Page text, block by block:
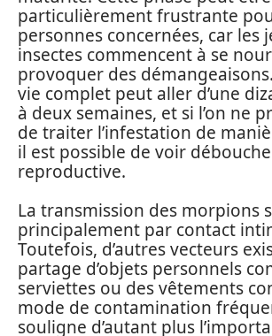
particulièrement frustrante
personnes concernées, car les
insectes commencent à se
provoquer des
vie complet peut aller d’une
à deux semaines, et si l’on ne
de traiter l’infestation de
il est possible de voir
reproductive.
La transmission des morpions
principalement par contact
Toutefois, d’autres vecteurs
partage d’objets personnels
serviettes ou des vêtements
mode de contamination
souligne d’autant plus